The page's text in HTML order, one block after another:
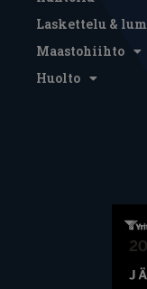
Laskettelu &
Maastohiihto
Huolto